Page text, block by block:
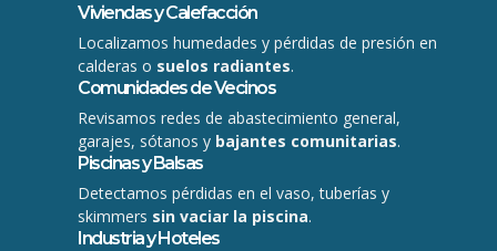
Viviendas y Calefacción
Localizamos humedades y pérdidas de presión en
calderas o suelos radiantes.
Comunidades de Vecinos
Revisamos redes de abastecimiento general,
garajes, sótanos y bajantes comunitarias.
Piscinas y Balsas
Detectamos pérdidas en el vaso, tuberías y
skimmers sin vaciar la piscina.
Industria y Hoteles